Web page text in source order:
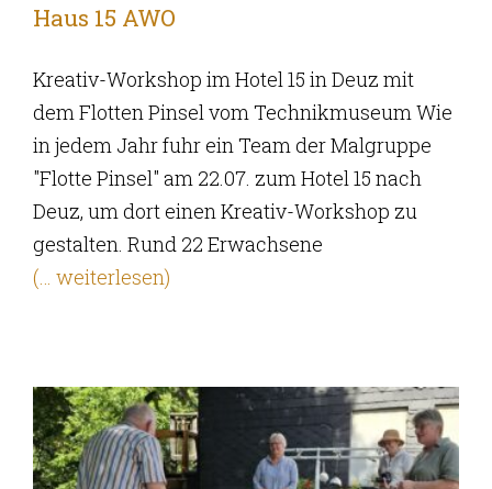
Haus 15 AWO
Kreativ-Workshop im Hotel 15 in Deuz mit
dem Flotten Pinsel vom Technikmuseum Wie
in jedem Jahr fuhr ein Team der Malgruppe
"Flotte Pinsel" am 22.07. zum Hotel 15 nach
Deuz, um dort einen Kreativ-Workshop zu
gestalten. Rund 22 Erwachsene
(… weiterlesen)